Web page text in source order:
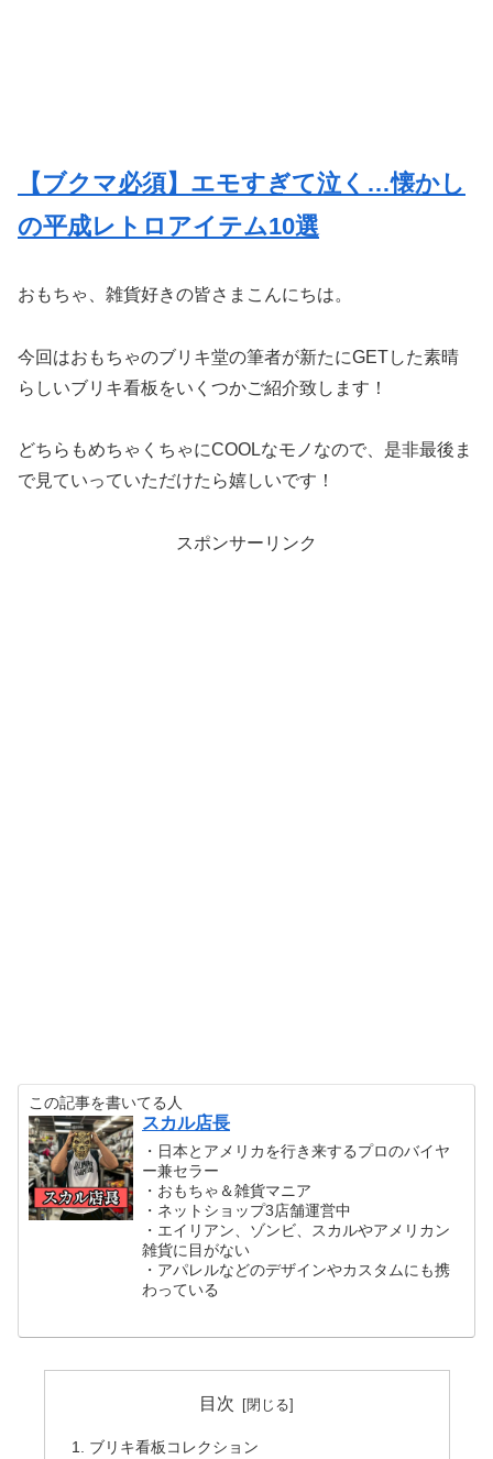
【ブクマ必須】エモすぎて泣く…懐かし
の平成レトロアイテム10選
おもちゃ、雑貨好きの皆さまこんにちは。
今回はおもちゃのブリキ堂の筆者が新たにGETした素晴
らしいブリキ看板をいくつかご紹介致します！
どちらもめちゃくちゃにCOOLなモノなので、是非最後ま
で見ていっていただけたら嬉しいです！
スポンサーリンク
この記事を書いてる人
スカル店長
・日本とアメリカを行き来するプロのバイヤ
ー兼セラー
・おもちゃ＆雑貨マニア
・ネットショップ3店舗運営中
・エイリアン、ゾンビ、スカルやアメリカン
雑貨に目がない
・アパレルなどのデザインやカスタムにも携
わっている
目次
ブリキ看板コレクション